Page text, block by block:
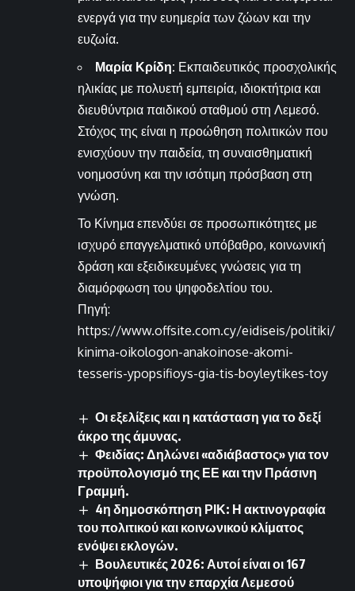
ενεργά για την ευημερία των ζώων και την
ευζωία.
Μαρία Κρίδη: Εκπαιδευτικός προσχολικής
ηλικίας με πολυετή εμπειρία, ιδιοκτήτρια και
διευθύντρια παιδικού σταθμού στη Λεμεσό.
Στόχος της είναι η προώθηση πολιτικών που
ενισχύουν την παιδεία, τη συναισθηματική
νοημοσύνη και την ισότιμη πρόσβαση στη
γνώση.
Το Κίνημα επενδύει σε προσωπικότητες με
ισχυρό επαγγελματικό υπόβαθρο, κοινωνική
δράση και εξειδικευμένες γνώσεις για τη
διαμόρφωση του ψηφοδελτίου του.
Πηγή:
https://www.offsite.com.cy/eidiseis/politiki/
kinima-oikologon-anakoinose-akomi-
tesseris-ypopsifioys-gia-tis-boyleytikes-toy
Οι εξελίξεις και η κατάσταση για το δεξί
άκρο της άμυνας.
Φειδίας: Δηλώνει «αδιάβαστος» για τον
προϋπολογισμό της ΕΕ και την Πράσινη
Γραμμή.
4η δημοσκόπηση ΡΙΚ: Η ακτινογραφία
του πολιτικού και κοινωνικού κλίματος
ενόψει εκλογών.
Βουλευτικές 2026: Αυτοί είναι οι 167
υποψήφιοι για την επαρχία Λεμεσού